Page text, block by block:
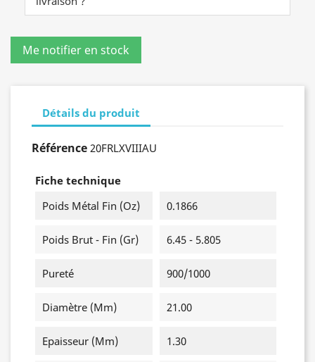
Détails du produit
Référence 20FRLXVIIIAU
Fiche technique
Poids Métal Fin (oz)
0.1866
Poids Brut - Fin (gr) 6.45 - 5.805
Pureté 900/1000
Diamètre (mm) 21.00
Epaisseur (mm) 1.30